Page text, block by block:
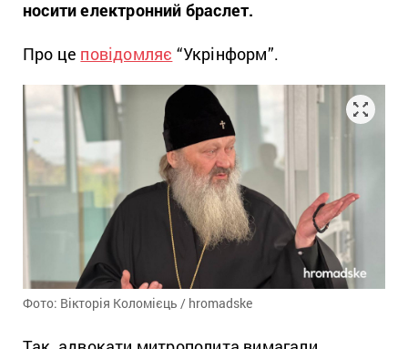
носити електронний браслет.
Про це повідомляє “Укрінформ”.
Фото: Вікторія Коломієць / hromadske